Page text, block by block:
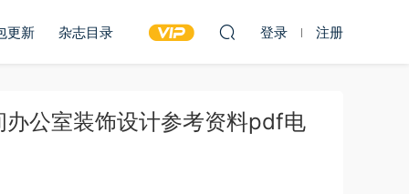
更新 杂志目录 登录 注册
公室装饰设计参考资料pdf电